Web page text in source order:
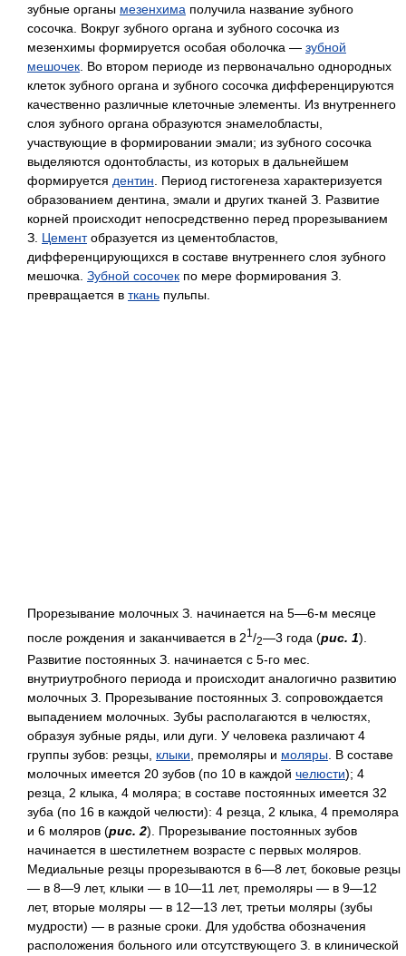
зубные органы мезенхима получила название зубного
сосочка. Вокруг зубного органа и зубного сосочка из
мезенхимы формируется особая оболочка — зубной
мешочек . Во втором периоде из первоначально однородных
клеток зубного органа и зубного сосочка дифференцируются
качественно различные клеточные элементы. Из внутреннего
слоя зубного органа образуются энамелобласты,
участвующие в формировании эмали; из зубного сосочка
выделяются одонтобласты, из которых в дальнейшем
формируется дентин . Период гистогенеза характеризуется
образованием дентина, эмали и других тканей З. Развитие
корней происходит непосредственно перед прорезыванием
З. Цементобразуется из цементобластов,
дифференцирующихся в составе внутреннего слоя зубного
мешочка. Зубной сосочек по мере формирования З.
превращается в ткань пульпы.
Прорезывание молочных З. начинается на 5—6-м месяце
после рождения и заканчивается в 21 /2—3 года (рис. 1).
Развитие постоянных З. начинается с 5-го мес.
внутриутробного периода и происходит аналогично развитию
молочных З. Прорезывание постоянных З. сопровождается
выпадением молочных. Зубы располагаются в челюстях,
образуя зубные ряды, или дуги. У человека различают 4
группы зубов: резцы, клыки, премоляры и моляры. В составе
молочных имеется 20 зубов (по 10 в каждой челюсти); 4
резца, 2 клыка, 4 моляра; в составе постоянных имеется 32
зуба (по 16 в каждой челюсти): 4 резца, 2 клыка, 4 премоляра
и 6 моляров (рис. 2). Прорезывание постоянных зубов
начинается в шестилетнем возрасте с первых моляров.
Медиальные резцы прорезываются в 6—8 лет, боковые резцы
— в 8—9 лет, клыки — в 10—11 лет, премоляры — в 9—12
лет, вторые моляры — в 12—13 лет, третьи моляры (зубы
мудрости) — в разные сроки. Для удобства обозначения
расположения больного или отсутствующего З. в клинической